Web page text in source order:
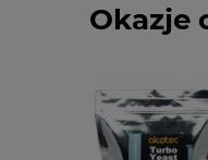
Okazje